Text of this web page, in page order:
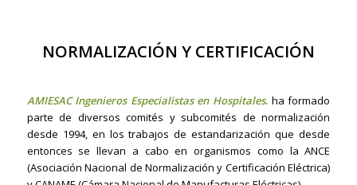
NORMALIZACIÓN Y CERTIFICACIÓN
AMIESAC Ingenieros Especialistas en Hospitales. ha formado
parte de diversos comités y subcomités de normalización
desde 1994, en los trabajos de estandarización que desde
entonces se llevan a cabo en organismos como la ANCE
(Asociación Nacional de Normalización y Certificación Eléctrica)